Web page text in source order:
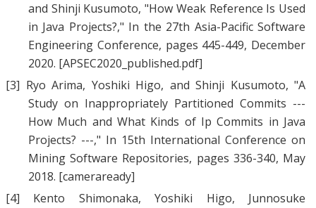
and Shinji Kusumoto, "How Weak Reference Is Used
in Java Projects?," In the 27th Asia-Pacific Software
Engineering Conference, pages 445-449, December
2020. [APSEC2020_published.pdf]
[3] Ryo Arima, Yoshiki Higo, and Shinji Kusumoto, "A
Study on Inappropriately Partitioned Commits ---
How Much and What Kinds of Ip Commits in Java
Projects? ---," In 15th International Conference on
Mining Software Repositories, pages 336-340, May
2018. [cameraready]
[4]
Kento Shimonaka,Yoshiki Higo, Junnosuke